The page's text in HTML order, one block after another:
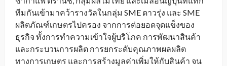
ทีมกันเข้ามาคว้ารางวัลในกลุ่ม SME ดาวรุ่ง และ SME
ผลิตภัณฑ์เกษตรไปครอง จากการต่อยอดจุดแข็งของ
ธุรกิจ ทั้งการทำความเข้าใจผู้บริโภค การพัฒนาสินค้า
และกระบวนการผลิต การยกระดับคุณภาพผลผลิต
ทางการเกษตร และการสร้างมูลค่าเพิ่มให้กับสินค้า จน